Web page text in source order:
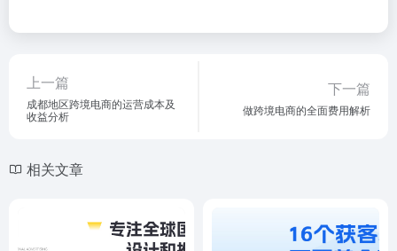
上一篇
成都地区跨境电商的运营成本及
收益分析
下一篇
做跨境电商的全面费用解析
相关文章